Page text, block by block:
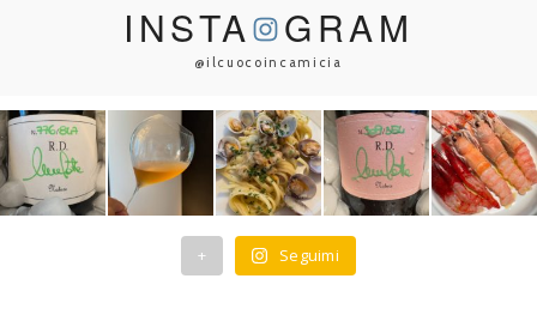
INSTA GRAM
@ilcuocoincamicia
+ Seguimi